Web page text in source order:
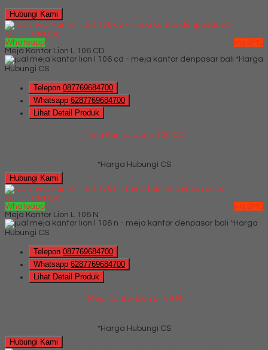
Hubungi Kami
QUICK ORDER
Whatsapp
via SMS
Meja Kantor Lion L 106 CD
*Harga
Hubungi CS
Telepon 087769684700
Whatsapp 6287769684700
Lihat Detail Produk
Meja Kantor Lion L 106 CD
*Harga Hubungi CS
Hubungi Kami
QUICK ORDER
Whatsapp
via SMS
Meja Kantor Lion L 106 N
*Harga
Hubungi CS
Telepon 087769684700
Whatsapp 6287769684700
Lihat Detail Produk
Meja Kantor Lion L 106 N
*Harga Hubungi CS
Hubungi Kami